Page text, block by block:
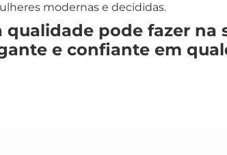
modernas e decididas.
pode fazer na
e confiante em